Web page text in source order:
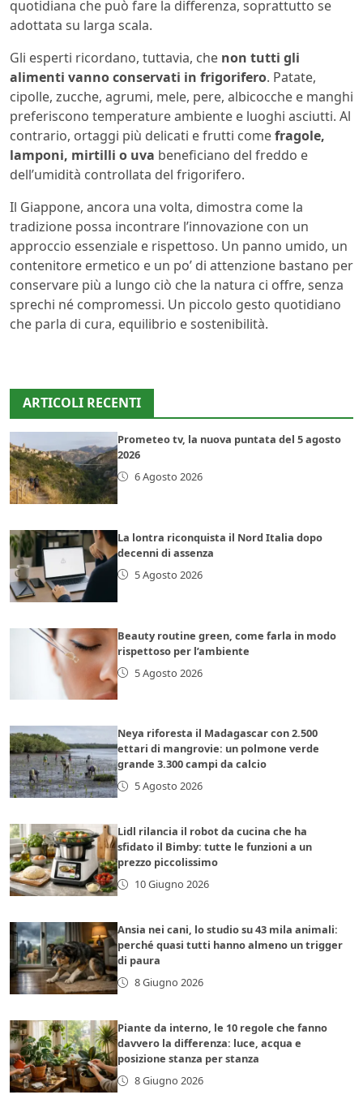
quotidiana che può fare la differenza, soprattutto se
adottata su larga scala.
Gli esperti ricordano, tuttavia, che non tutti gli
alimenti vanno conservati in frigorifero. Patate,
cipolle, zucche, agrumi, mele, pere, albicocche e manghi
preferiscono temperature ambiente e luoghi asciutti. Al
contrario, ortaggi più delicati e frutti comefragole,
lamponi, mirtilli o uva beneficiano del freddo e
dell’umidità controllata del frigorifero.
Il Giappone, ancora una volta, dimostra come la
tradizione possa incontrare l’innovazione con un
approccio essenziale e rispettoso. Un panno umido, un
contenitore ermetico e un po’ di attenzione bastano per
conservare più a lungo ciò che la natura ci offre, senza
sprechi né compromessi. Un piccolo gesto quotidiano
che parla di cura, equilibrio e sostenibilità.
ARTICOLI RECENTI
Prometeo tv, la nuova puntata del 5 agosto
2026
6 Agosto 2026
La lontra riconquista il Nord Italia dopo
decenni di assenza
5 Agosto 2026
Beauty routine green, come farla in modo
rispettoso per l’ambiente
5 Agosto 2026
Neya riforesta il Madagascar con 2.500
ettari di mangrovie: un polmone verde
grande 3.300 campi da calcio
5 Agosto 2026
Lidl rilancia il robot da cucina che ha
sfidato il Bimby: tutte le funzioni a un
prezzo piccolissimo
10 Giugno 2026
Ansia nei cani, lo studio su 43 mila animali:
perché quasi tutti hanno almeno un trigger
di paura
8 Giugno 2026
Piante da interno, le 10 regole che fanno
davvero la differenza: luce, acqua e
posizione stanza per stanza
8 Giugno 2026